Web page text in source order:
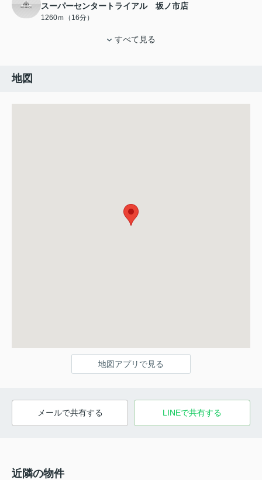
スーパーセンタートライアル 坂ノ市店
1260ｍ（16分）
すべて見る
地図
地図アプリで見る
メールで共有する LINEで共有する
近隣の物件